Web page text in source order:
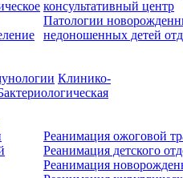
консультативный центр
Патологии
недоношенных детей
Клинико-
Реанимация ожоговой
Реанимация детского
Реанимация